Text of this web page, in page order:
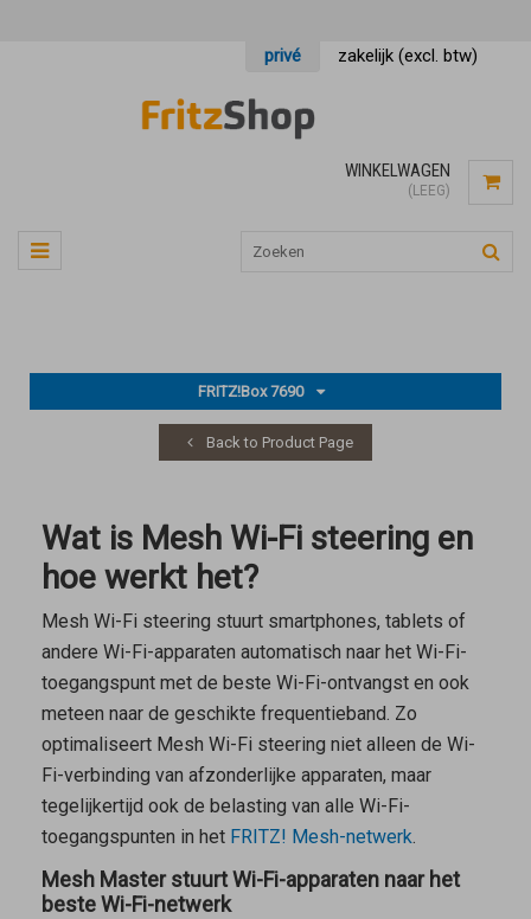
privé zakelijk (excl. btw)
WINKELWAGEN
(LEEG)
FRITZ!Box 7690
Back to Product Page
Wat is Mesh Wi-Fi steering en
hoe werkt het?
Mesh Wi-Fi steering stuurt smartphones, tablets of
andere Wi-Fi-apparaten automatisch naar het Wi-Fi-
toegangspunt met de beste Wi-Fi-ontvangst en ook
meteen naar de geschikte frequentieband. Zo
optimaliseert Mesh Wi-Fi steering niet alleen de Wi-
Fi-verbinding van afzonderlijke apparaten, maar
tegelijkertijd ook de belasting van alle Wi-Fi-
toegangspunten in het FRITZ! Mesh-netwerk
Mesh Master stuurt Wi-Fi-apparaten naar het
beste Wi-Fi-netwerk